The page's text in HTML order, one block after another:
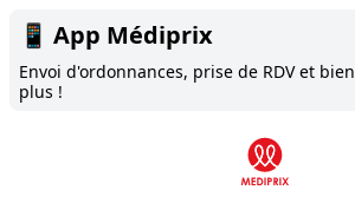
📱 App Médiprix
Envoi d'ordonnances, prise de RDV et bien
plus !